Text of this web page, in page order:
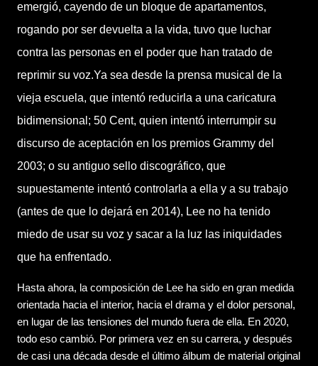
emergió, cayendo de un bloque de apartamentos,
rogando por ser devuelta a la vida, tuvo que luchar
contra las personas en el poder que han tratado de
reprimir su voz.Ya sea desde la prensa musical de la
vieja escuela, que intentó reducirla a una caricatura
bidimensional; 50 Cent, quien intentó interrumpir su
discurso de aceptación en los premios Grammy del
2003; o su antiguo sello discográfico, que
supuestamente intentó controlarla a ella y a su trabajo
(antes de que lo dejará en 2014), Lee no ha tenido
miedo de usar su voz y sacar a la luz las iniquidades
que ha enfrentado.
Hasta ahora, la composición de Lee ha sido en gran medida
orientada hacia el interior, hacia el drama y el dolor personal,
en lugar de las tensiones del mundo fuera de ella. En 2020,
todo eso cambió. Por primera vez en su carrera, y después
de casi una década desde el último álbum de material original